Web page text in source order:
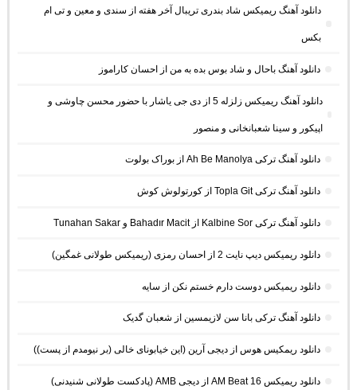
دانلود آهنگ ریمیکس شاد بندری تریبال آخر هفته از سندی و معین و تی ام
بکس
دانلود آهنگ باحال و شاد بوس بده به من از احسان کاراموز
دانلود آهنگ ریمیکس زلزله 5 از دی جی یاشار با حضور محسن چاوشی و
اپیکور و سینا شعبانخانی و منصور
دانلود آهنگ ترکی Ah Be Manolya از بوراک بولوت
دانلود آهنگ ترکی Topla Git از کورتولوش کوش
دانلود آهنگ ترکی Kalbine Sor از Bahadır Macit و Tunahan Sakar
دانلود ریمیکس دیپ نایت 2 از احسان رمزی (ریمیکس طولانی غمگین)
دانلود ریمیکس دوست دارم خستم نکن از سایه
دانلود آهنگ ترکی بانا سن لازیمسین از شعبان گدیک
دانلود ریمکیس هوس از دیجی آرین (این خیابونای خالی (بر نیومدم از پست))
دانلود ریمیکس AM Beat 16 از دیجی AMB (پادکست طولانی شنیدنی)